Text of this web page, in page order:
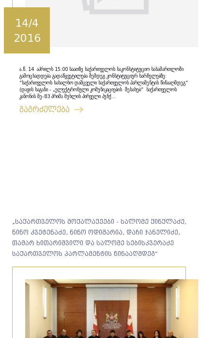
14/4
2016
ა.წ. 14 აპრილს 15:00 საათზე საქართველოს საკონსტიტუციო სასამართლოში
გამოცხადდება გადაწყვეტილება შემდეგ კონსტიტუციურ სარჩელებზე:
“საქართველოს სახალხო დამცველი საქართველოს პარლამენტის წინააღმდეგ“
(დავის საგანი - „ელექტრონული კომუნიკაციების შესახებ“ საქართველოს
კანონის მე-83 პრიმა მუხლის პირველი პუნქ...
გაგრძელება
„საქართველოს მოქალაქეები - სალომე ქინქლაძე,
ნინო კვეტენაძე, ნინო ოდიშარია, დაჩი ჯანელიძე,
თამარ ხითარიშვილი და სალომე სებისკვერაძე
საქართველოს პარლამენტის წინააღმდეგ“